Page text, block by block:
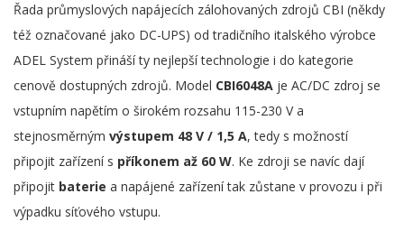
Řada průmyslových napájecích zálohovaných zdrojů CBI (někdy
též označované jako DC-UPS) od tradičního italského výrobce
ADEL System přináší ty nejlepší technologie i do kategorie
cenově dostupných zdrojů. Model CBI6048A je AC/DC zdroj se
vstupním napětím o širokém rozsahu 115-230 V a
stejnosměrným výstupem 48 V / 1,5 A, tedy s možností
připojit zařízení s příkonem až 60 W. Ke zdroji se navíc dají
připojit baterie a napájené zařízení tak zůstane v provozu i při
výpadku síťového vstupu.